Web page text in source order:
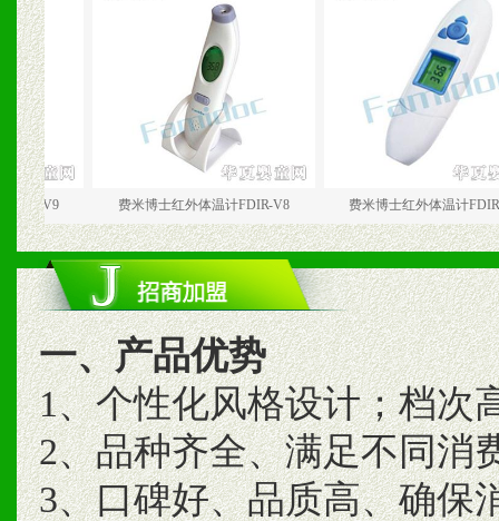
费米博士红外体温计FDIR-V8 费米博士红外体温计FDIR-V4
一、产品优势
1、个性化风格设计；档次
2、品种齐全、满足不同消
3、口碑好、品质高、确保